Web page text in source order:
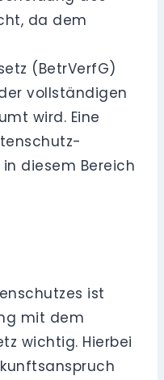
da dem
(BetrVerfG)
vollständigen
wird. Eine
diesem Bereich
ist
mit dem
wichtig. Hierbei